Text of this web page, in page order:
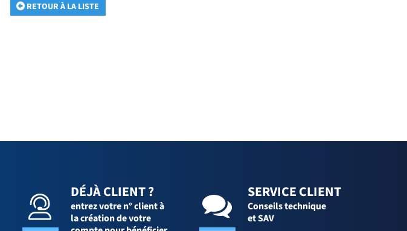
RETOUR À LA LISTE
DÉJÀ CLIENT ?
entrez votre n° client à
la création de votre
SERVICE CLIENT
Conseils technique
et SAV